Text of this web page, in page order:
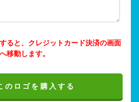
ると、クレジットカード決済の画面
へ移動します。
のロゴを購入する